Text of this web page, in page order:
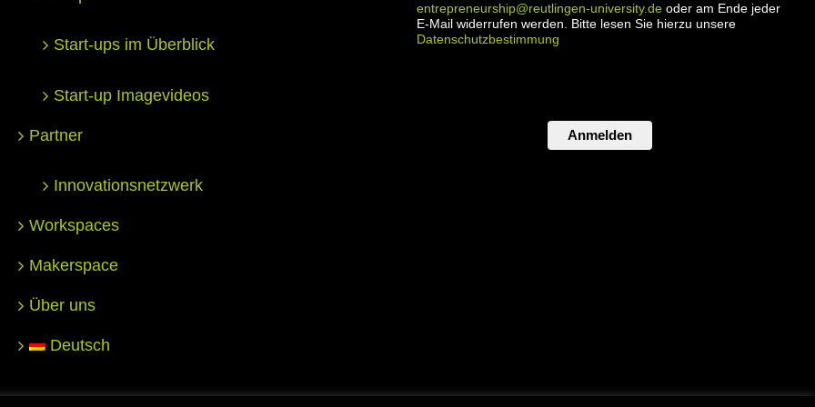
Start-ups im Überblick
Start-up Imagevideos
Partner
Innovationsnetzwerk
Workspaces
Makerspace
Über uns
Deutsch
entrepreneurship@reutlingen-university.de oder am Ende jeder
E-Mail widerrufen werden. Bitte lesen Sie hierzu unsere
Datenschutzbestimmung
Anmelden